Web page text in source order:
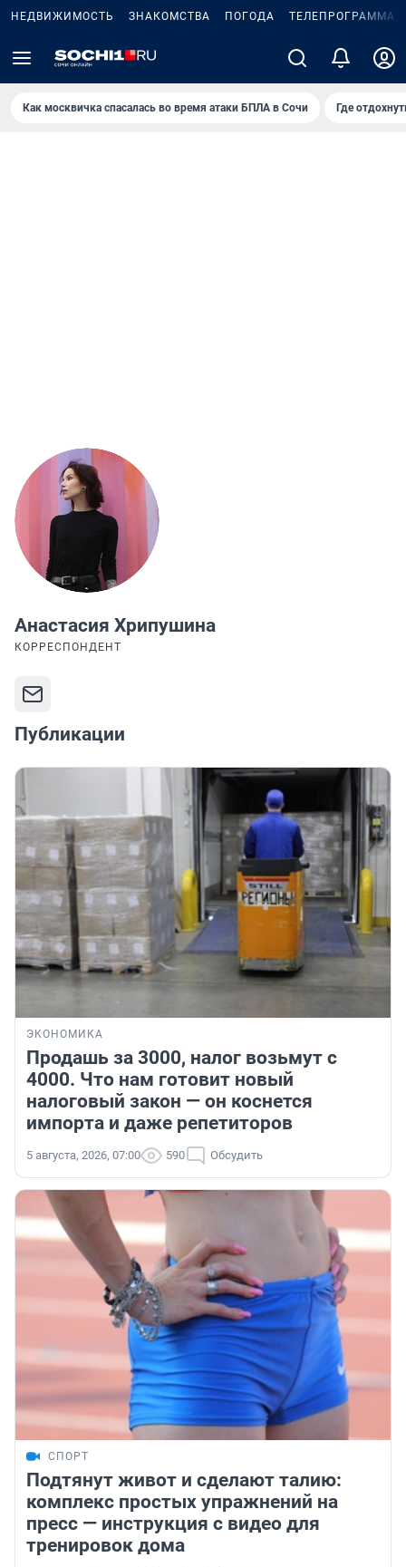
НЕДВИЖИМОСТЬ ЗНАКОМСТВА ПОГОДА ТЕЛЕПРОГРАММА
Как москвичка спасалась во время атаки БПЛА в Сочи Где
Анастасия Хрипушина
КОРРЕСПОНДЕНТ
Публикации
ЭКОНОМИКА
Продашь за 3000, налог возьмут с
4000. Что нам готовит новый
налоговый закон — он коснется
импорта и даже репетиторов
5 августа, 2026, 07:00 590 Обсудить
СПОРТ
Подтянут живот и сделают талию:
комплекс простых упражнений на
пресс — инструкция с видео для
тренировок дома